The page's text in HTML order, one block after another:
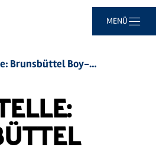
MENÜ
Haltestelle: Brunsbüttel Boy-Lornsen-Grundschule